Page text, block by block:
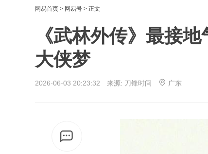
网易首页 > 网易号 > 正文
《武林外传》最接
大侠梦
2026-06-03 20:23:32 来源: 刀锋时间 广东